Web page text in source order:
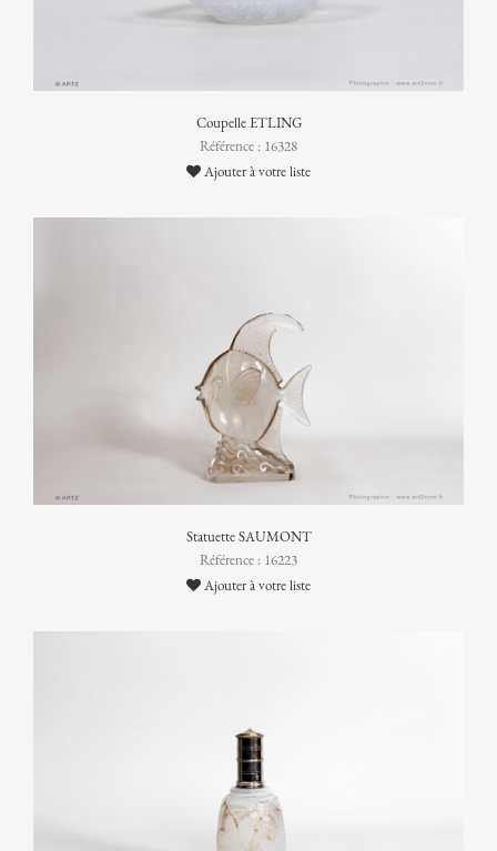
Coupelle ETLING
Référence : 16328
Ajouter à votre liste
Statuette SAUMONT
Référence : 16223
Ajouter à votre liste